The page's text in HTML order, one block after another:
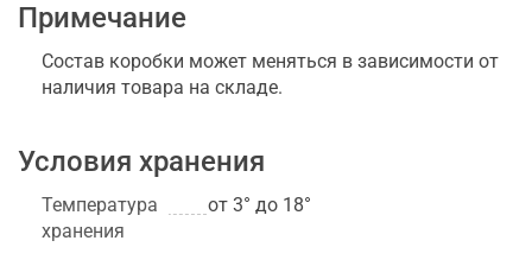
Примечание
Состав коробки может меняться в зависимости от
наличия товара на складе.
Условия хранения
Температура
хранения
от 3° до 18°